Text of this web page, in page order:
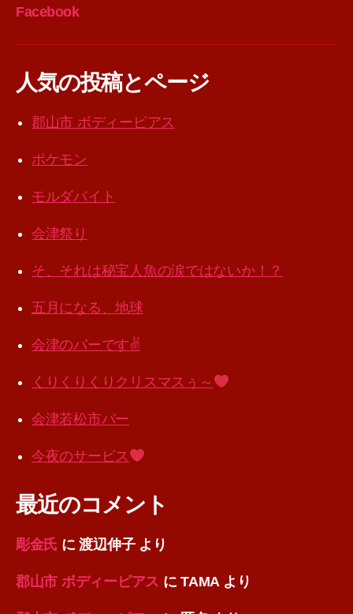
Facebook
人気の投稿とページ
郡山市 ボディーピアス
ポケモン
モルダバイト
会津祭り
そ、それは秘宝人魚の涙ではないか！？
五月になる、地球
会津のバーです✌️
くりくりくりクリスマスぅ～
会津若松市バー
今夜のサービス
最近のコメント
彫金氏 に渡辺伸子より
郡山市 ボディーピアス にTAMA より